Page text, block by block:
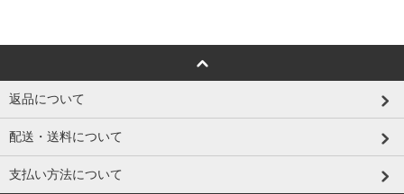
返品について
配送・送料について
支払い方法について